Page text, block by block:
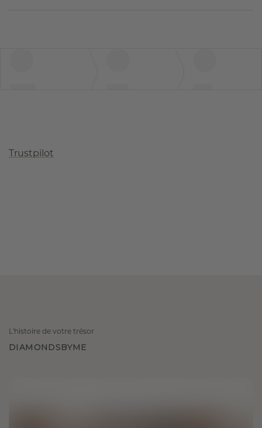
Trustpilot
L'histoire de votre trésor
DIAMONDSBYME